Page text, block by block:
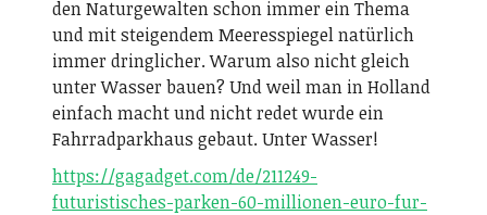
den Naturgewalten schon immer ein Thema
und mit steigendem Meeresspiegel natürlich
immer dringlicher. Warum also nicht gleich
unter Wasser bauen? Und weil man in Holland
einfach macht und nicht redet wurde ein
Fahrradparkhaus gebaut. Unter Wasser!
https://gagadget.com/de/211249-
futuristisches-parken-60-millionen-euro-fur-